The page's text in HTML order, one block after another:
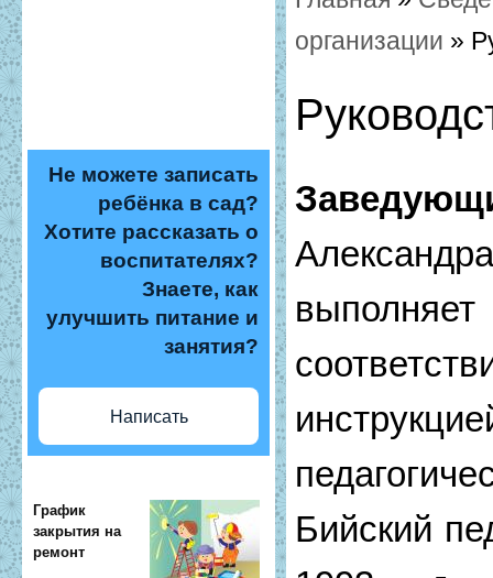
Не можете записать
ребёнка в сад?
Хотите рассказать о
воспитателях?
Знаете, как
улучшить питание и
занятия?
Написать
График
закрытия на
ремонт
организации »
Бийский